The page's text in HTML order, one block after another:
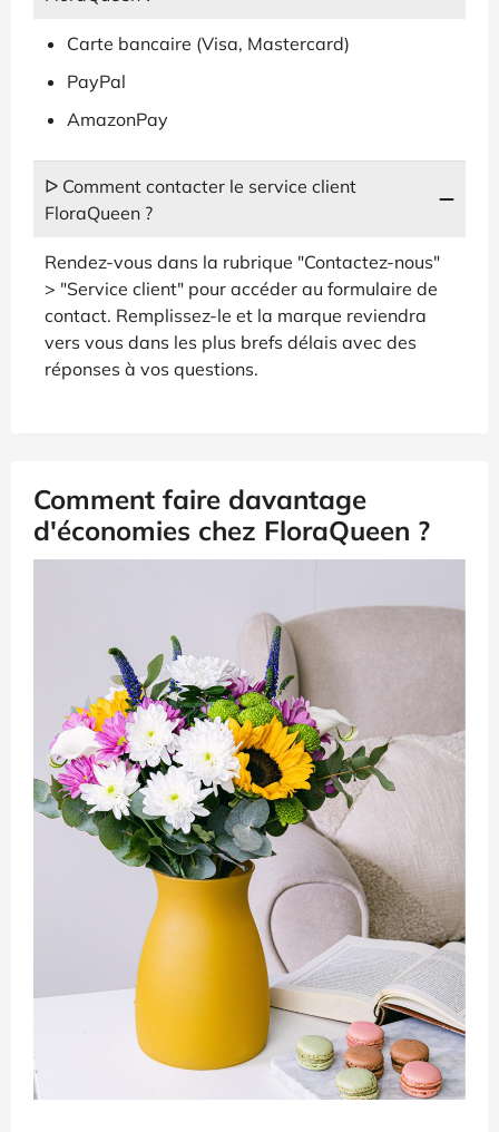
Carte bancaire (Visa, Mastercard)
PayPal
AmazonPay
ᐅ Comment contacter le service client
FloraQueen ?
Rendez-vous dans la rubrique "Contactez-nous"
> "Service client" pour accéder au formulaire de
contact. Remplissez-le et la marque reviendra
vers vous dans les plus brefs délais avec des
réponses à vos questions.
Comment faire davantage
d'économies chez FloraQueen ?